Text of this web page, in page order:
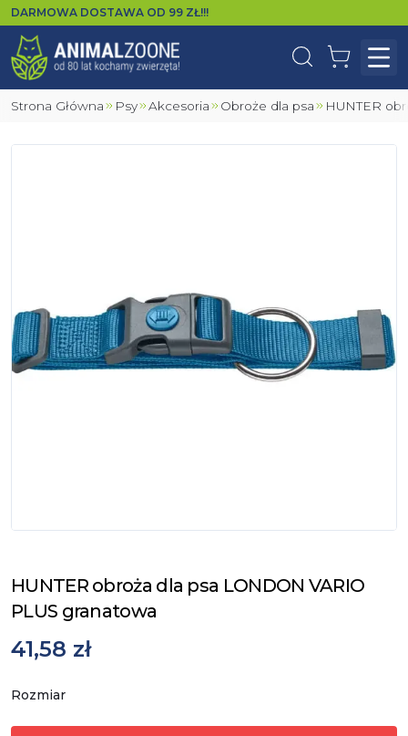
DARMOWA DOSTAWA OD 99 ZŁ!!!
WyszukajKoszyk
Strona Główna Psy Akcesoria Obroże dla psa HUNTER
HUNTER obroża dla psa LONDON VARIO
PLUS granatowa
41,58 zł
Rozmiar